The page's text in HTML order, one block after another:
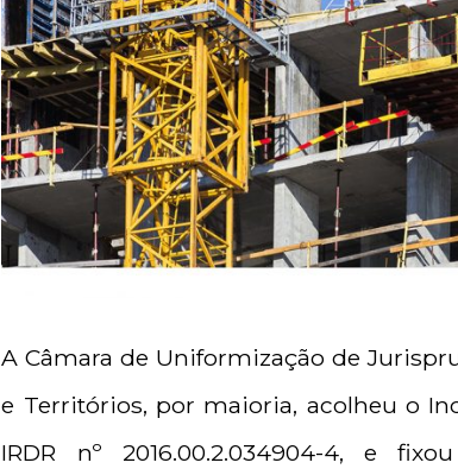
A Câmara de Uniformização de
e Territórios, por maioria, acolheu o
IRDR nº 2016.00.2.034904-4, e